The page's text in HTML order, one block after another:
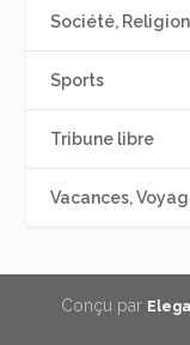
Société,
Sports
Tribune libre
Vacances,
Conçu par